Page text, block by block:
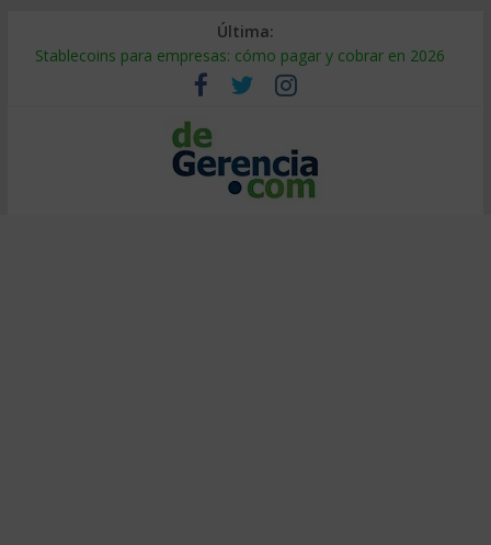
Última:
Stablecoins para empresas: cómo pagar y cobrar en 2026
Despido silencioso: qué es y por qué sale tan caro
IA en selección de personal: cómo auditarla a tiempo
Trabajo forzoso en la cadena de suministro: qué hacer
Mercado hispano de EE. UU.: cómo segmentarlo y venderle